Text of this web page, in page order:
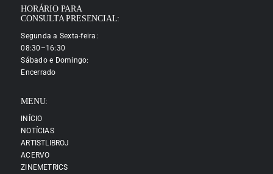
HORÁRIO PARA
CONSULTA PRESENCIAL:
Segunda a Sexta-feira:
08:30–16:30
Sábado e Domingo:
Encerrado
MENU:
INÍCIO
NOTÍCIAS
ARTISTLIBROJ
ACERVO
ZINEMETRICS